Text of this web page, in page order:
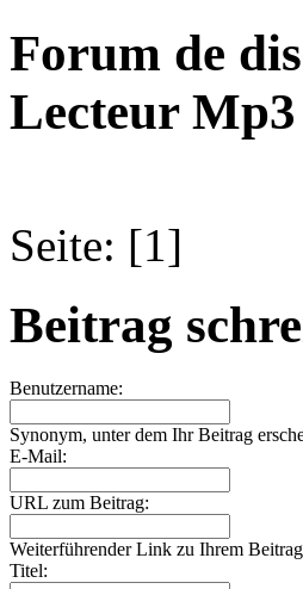
Forum de
Lecteur
Seite: [1]
Beitrag
Benutzername:
Synonym, unter dem Ihr Beitrag
E-Mail:
URL zum Beitrag:
Weiterführender Link zu Ihrem
Titel: